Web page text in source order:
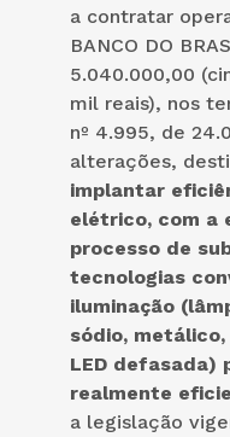
a contratar
BANCO DO
5.040.000,00
mil reais), nos
nº 4.995, de
alterações,
implantar
elétrico, com a
processo de
tecnologias
iluminação
sódio,
LED defasada)
realmente
a legislação